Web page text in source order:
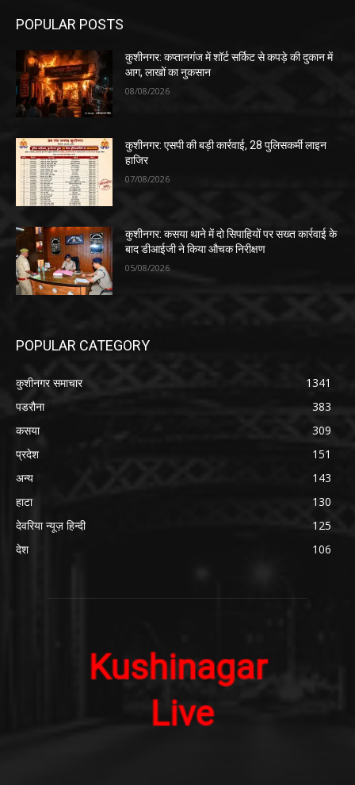
POPULAR POSTS
कुशीनगर: कप्तानगंज में शॉर्ट सर्किट से कपड़े की दुकान में
आग, लाखों का नुकसान
08/08/2026
कुशीनगर: एसपी की बड़ी कार्रवाई, 28 पुलिसकर्मी लाइन
हाजिर
07/08/2026
कुशीनगर: कसया थाने में दो सिपाहियों पर सख्त कार्रवाई के
बाद डीआईजी ने किया औचक निरीक्षण
05/08/2026
POPULAR CATEGORY
कुशीनगर समाचार
1341
पडरौना
383
कसया
309
प्रदेश
151
अन्य
143
हाटा
130
देवरिया न्यूज़ हिन्दी
125
देश
106